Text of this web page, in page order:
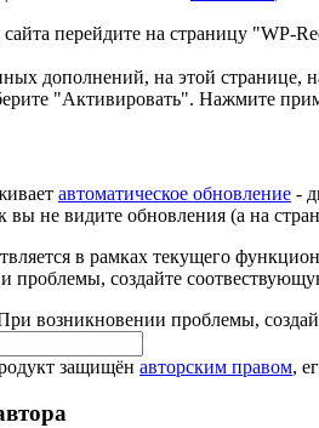
перейдите на страницу
дополнений, на этой
"Активировать". Нажмите
автоматическое обновление -
вы не видите обновления (а на
в рамках текущего
проблемы, создайте
возникновении проблемы,
защищён авторским правом,